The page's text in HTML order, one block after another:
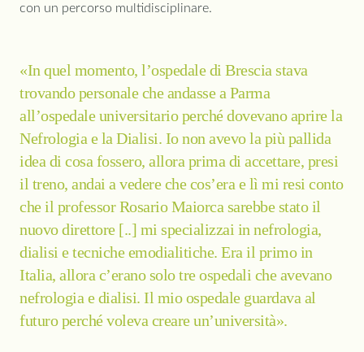
con un percorso multidisciplinare.
«In quel momento, l’ospedale di Brescia stava
trovando personale che andasse a Parma
all’ospedale universitario perché dovevano aprire la
Nefrologia e la Dialisi. Io non avevo la più pallida
idea di cosa fossero, allora prima di accettare, presi
il treno, andai a vedere che cos’era e lì mi resi conto
che il professor Rosario Maiorca sarebbe stato il
nuovo direttore [..] mi specializzai in nefrologia,
dialisi e tecniche emodialitiche. Era il primo in
Italia, allora c’erano solo tre ospedali che avevano
nefrologia e dialisi. Il mio ospedale guardava al
futuro perché voleva creare un’università».